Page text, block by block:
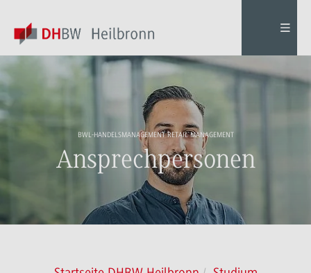
BWL-HANDELSMANAGEMENT RETAIL MANAGEMENT
Ansprechpersonen